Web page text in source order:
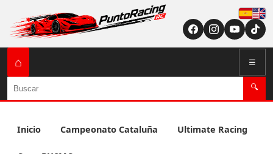
English (US /
⌂ ☰
Buscar 🔍
Inicio Campeonato Cataluña Ultimate Racing